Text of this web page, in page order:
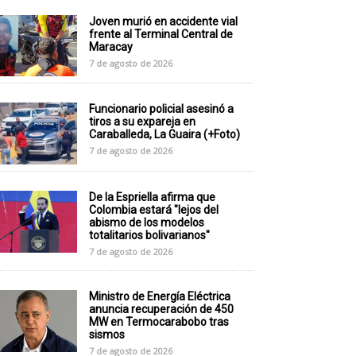
Joven murió en accidente vial
frente al Terminal Central de
Maracay
7 de agosto de 2026
Funcionario policial asesinó a
tiros a su expareja en
Caraballeda, La Guaira (+Foto)
7 de agosto de 2026
De la Espriella afirma que
Colombia estará "lejos del
abismo de los modelos
totalitarios bolivarianos"
7 de agosto de 2026
Ministro de Energía Eléctrica
anuncia recuperación de 450
MW en Termocarabobo tras
sismos
7 de agosto de 2026